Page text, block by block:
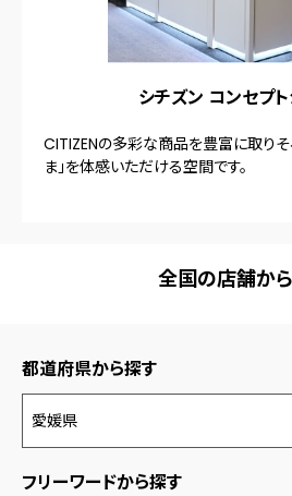
シチズン コンセプ
CITIZENの多彩な商品を豊富に取りそ
ま」を体感いただける空間です。
全国の店舗か
都道府県から探す
フリーワードから探す